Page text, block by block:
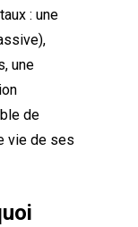
: une
une
de
vie de ses